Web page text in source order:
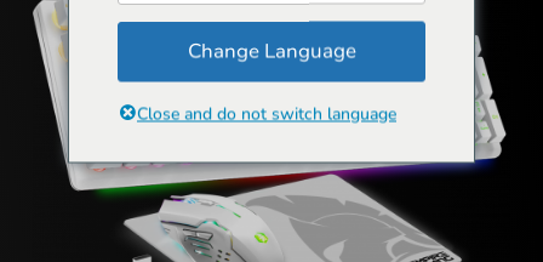
Change Language
Close and do not switch language